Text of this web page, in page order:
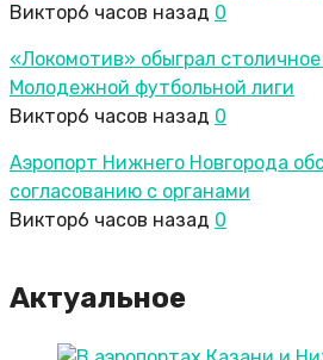
Виктор6 часов назад 0
«Локомотив» обыграл
Молодежной футбольной лиги
Виктор6 часов назад 0
Аэропорт Нижнего Новгорода
согласованию c органами
Виктор6 часов назад 0
Актуальное